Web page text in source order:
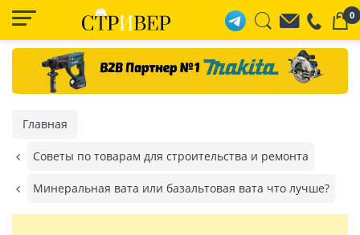
0
Главная
Советы по товарам для строительства и ремонта
Минеральная вата или базальтовая вата что лучше?